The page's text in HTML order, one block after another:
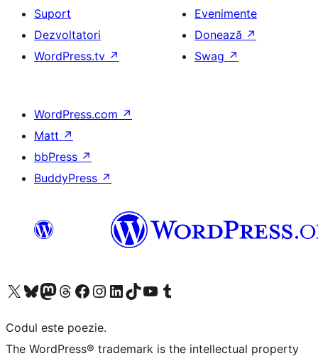
Suport
Dezvoltatori
WordPress.tv ↗
Evenimente
Donează ↗
Swag ↗
WordPress.com ↗
Matt ↗
bbPress ↗
BuddyPress ↗
Mergi la contul nostru X (fost Twitter)
Vizitează contul nostru Bluesky
Vizitează contul nostru Mastodon
Vizitează contul nostru Threads
Vizitează pagina noastră Facebook
Vizitează-ne pe Instagram
Vizitează-ne pe LinkedIn
Vizitează contul nostru TikTok
Vizitează canalul nostru YouTube
Vizitează contul nostru Tumblr
Codul este poezie.
The WordPress® trademark is the intellectual property